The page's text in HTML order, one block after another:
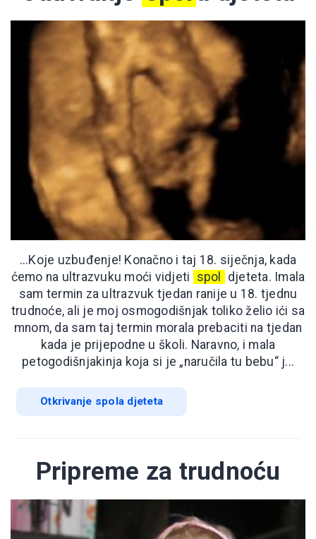
...Koje uzbuđenje! Konačno i taj 18. siječnja, kada
ćemo na ultrazvuku moći vidjeti spol
djeteta. Imala
sam termin za ultrazvuk tjedan ranije u 18. tjednu
trudnoće, ali je moj osmogodišnjak toliko želio ići sa
mnom, da sam taj termin morala prebaciti na tjedan
kada je prijepodne u školi. Naravno, i mala
petogodišnjakinja koja si je „naručila tu bebu“ j...
Otkrivanje spola djeteta
Pripreme za trudnoću